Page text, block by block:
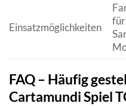
Einsatzmöglichkeiten
für
FAQ – Häufig
Cartamundi Spiel